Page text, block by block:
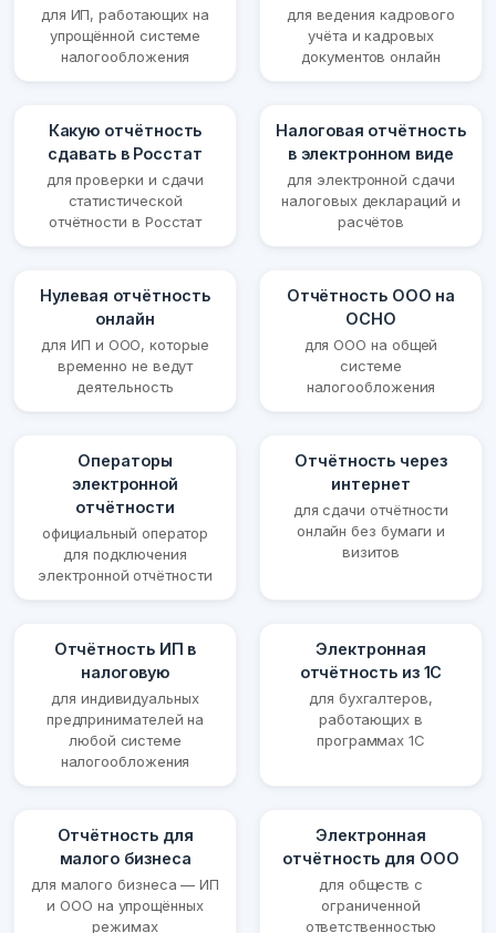
для ИП, работающих на
упрощённой системе
налогообложения
для ведения кадрового
учёта и кадровых
документов онлайн
Какую отчётность
сдавать в Росстат
для проверки и сдачи
статистической
отчётности в Росстат
Налоговая отчётность
в электронном виде
для электронной сдачи
налоговых деклараций и
расчётов
Нулевая отчётность
онлайн
для ИП и ООО, которые
временно не ведут
деятельность
Отчётность ООО на
ОСНО
для ООО на общей
системе
налогообложения
Операторы
электронной
отчётности
официальный оператор
для подключения
электронной отчётности
Отчётность через
интернет
для сдачи отчётности
онлайн без бумаги и
визитов
Отчётность ИП в
налоговую
для индивидуальных
предпринимателей на
любой системе
налогообложения
Электронная
отчётность из 1С
для бухгалтеров,
работающих в
программах 1С
Отчётность для
малого бизнеса
для малого бизнеса — ИП
и ООО на упрощённых
режимах
Электронная
отчётность для ООО
для обществ с
ограниченной
ответственностью